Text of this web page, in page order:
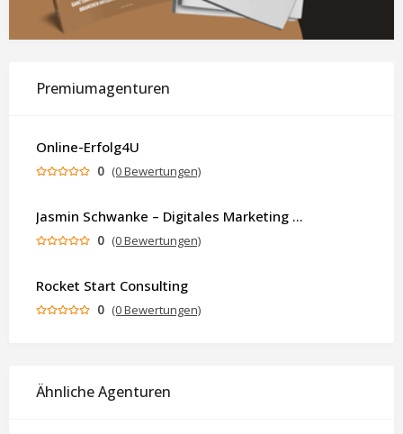
Premiumagenturen
Online-Erfolg4U
0 (0 Bewertungen)
Jasmin Schwanke – Digitales Marketing & KI-gestützte Contenterstellung
0 (0 Bewertungen)
Rocket Start Consulting
0 (0 Bewertungen)
Ähnliche Agenturen